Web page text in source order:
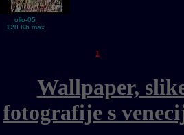
olio-05
128 Kb max
1
Wallpaper,
fotografije s